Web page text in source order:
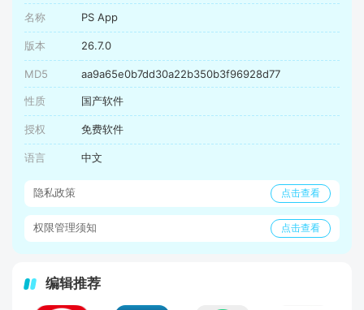
名称 PS App
版本 26.7.0
MD5 aa9a65e0b7dd30a22b350b3f96928d77
性质 国产软件
授权 免费软件
语言 中文
隐私政策 点击查看
权限管理须知 点击查看
编辑推荐